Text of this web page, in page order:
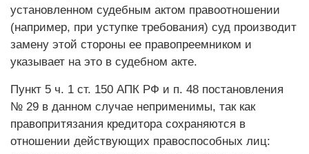
установленном судебным актом правоотношении
(например, при уступке требования) суд производит
замену этой стороны ее правопреемником и
указывает на это в судебном акте.
Пункт 5 ч. 1 ст. 150 АПК РФ и п. 48 постановления
№ 29 в данном случае неприменимы, так как
правопритязания кредитора сохраняются в
отношении действующих правоспособных лиц: